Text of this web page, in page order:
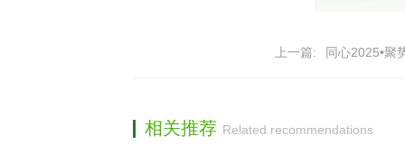
上一篇: 同心2025•
相关推荐 Related recommendations